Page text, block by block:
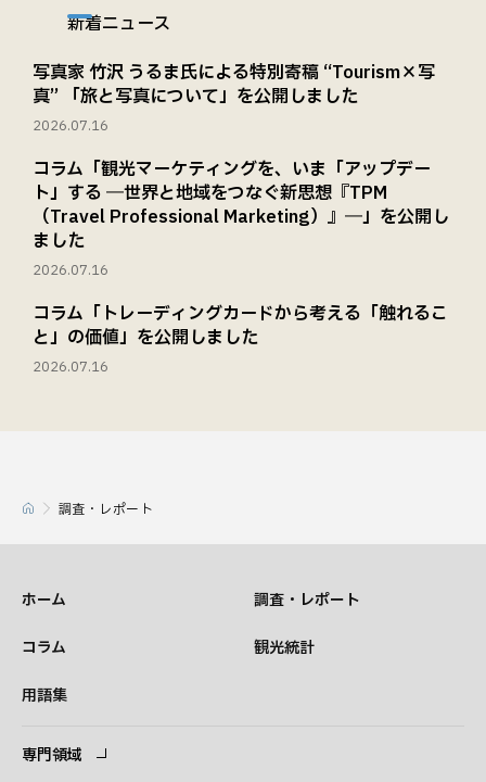
新着ニュース
写真家 竹沢 うるま氏による特別寄稿 “Tourism×写
真” 「旅と写真について」を公開しました
2026.07.16
コラム「観光マーケティングを、いま「アップデー
ト」する ―世界と地域をつなぐ新思想『TPM
（Travel Professional Marketing）』―」を公開し
ました
2026.07.16
コラム「トレーディングカードから考える「触れるこ
と」の価値」を公開しました
2026.07.16
調査・レポート
ホーム 調査・レポート
コラム 観光統計
用語集
専門領域